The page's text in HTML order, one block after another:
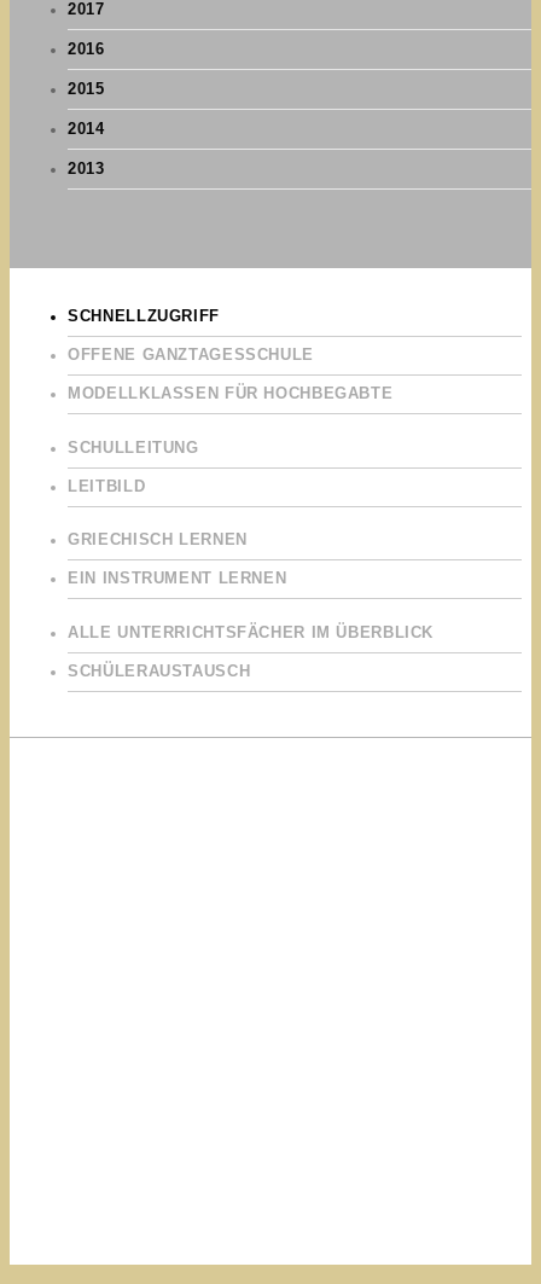
2017
2016
2015
2014
2013
SCHNELLZUGRIFF
OFFENE GANZTAGESSCHULE
MODELLKLASSEN FÜR HOCHBEGABTE
SCHULLEITUNG
LEITBILD
GRIECHISCH LERNEN
EIN INSTRUMENT LERNEN
ALLE UNTERRICHTSFÄCHER IM ÜBERBLICK
SCHÜLERAUSTAUSCH